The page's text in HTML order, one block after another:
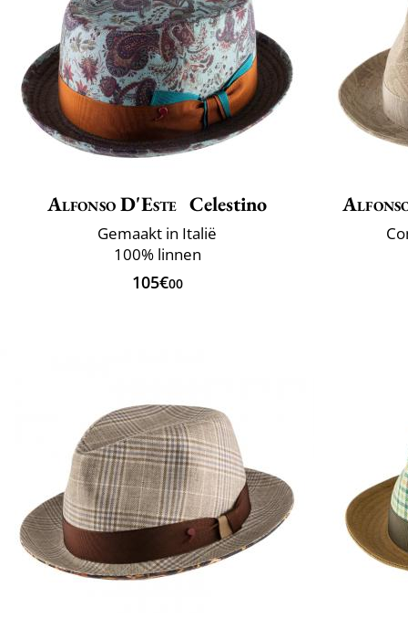
Alfonso D'Este Celestino
Gemaakt in Italië
100% linnen
105€00